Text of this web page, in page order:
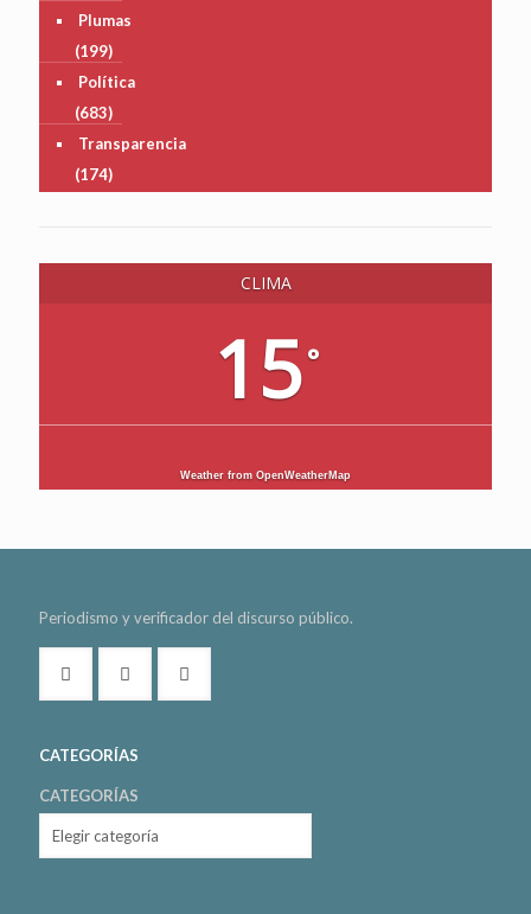
Plumas
(199)
Política
(683)
Transparencia
(174)
CLIMA
15°
Weather from OpenWeatherMap
Periodismo y verificador del discurso público.
CATEGORÍAS
CATEGORÍAS